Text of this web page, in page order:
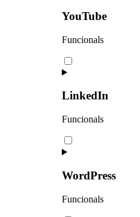
YouTube
Funcionals
LinkedIn
Funcionals
WordPress
Funcionals